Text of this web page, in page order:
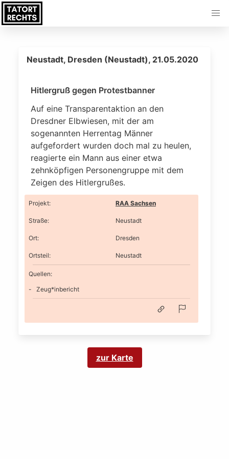
Neustadt, Dresden (Neustadt), 21.05.2020
Hitlergruß gegen Protestbanner
Auf eine Transparentaktion an den
Dresdner Elbwiesen, mit der am
sogenannten Herrentag Männer
aufgefordert wurden doch mal zu heulen,
reagierte ein Mann aus einer etwa
zehnköpfigen Personengruppe mit dem
Zeigen des Hitlergrußes.
Projekt: RAA Sachsen
Straße: Neustadt
Ort: Dresden
Ortsteil: Neustadt
Quellen:
Zeug*inbericht
zur Karte